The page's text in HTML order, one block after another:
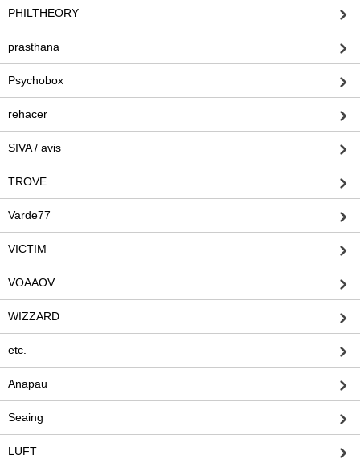
PHILTHEORY
prasthana
Psychobox
rehacer
SIVA / avis
TROVE
Varde77
VICTIM
VOAAOV
WIZZARD
etc.
Anapau
Seaing
LUFT